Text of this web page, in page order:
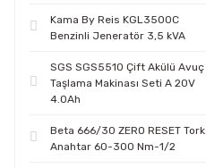
Kama By Reis KGL3500C
Benzinli Jeneratör 3,5 kVA
SGS SGS5510 Çift Akülü Avuç
Taşlama Makinası Seti A 20V
4.0Ah
Beta 666/30 ZERO RESET Tork
Anahtar 60-300 Nm-1/2